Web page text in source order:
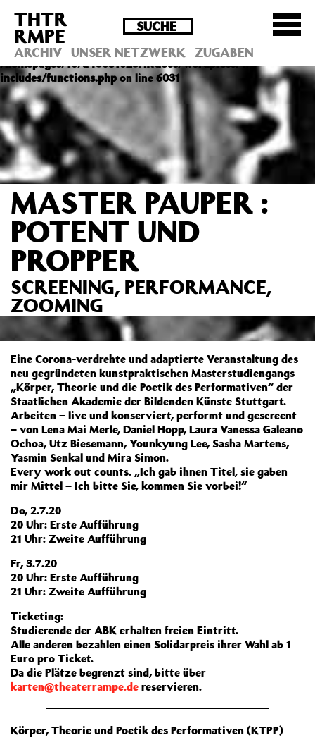
Deprecated : Die Funktion post_permalink ist seit
Version 4.4.0 veraltet! Verwende stattdessen
get_permalink(). in
/homepages/10/d43051023/htdocs/wordpress/wp-
includes/functions.phpon line 6031
THTR
RMPE
ARCHIV UNSER NETZWERK ZUGABEN
MASTER PAUPER :
POTENT UND
PROPPER
SCREENING, PERFORMANCE,
ZOOMING
Eine Corona-verdrehte und adaptierte Veranstaltung des
neu gegründeten kunstpraktischen Masterstudiengangs
„Körper, Theorie und die Poetik des Performativen“ der
Staatlichen Akademie der Bildenden Künste Stuttgart.
Arbeiten – live und konserviert, performt und gescreent
– von Lena Mai Merle, Daniel Hopp, Laura Vanessa Galeano
Ochoa, Utz Biesemann, Younkyung Lee, Sasha Martens,
Yasmin Senkal und Mira Simon.
Every work out counts. „Ich gab ihnen Titel, sie gaben
mir Mittel – Ich bitte Sie, kommen Sie vorbei!“
Do, 2.7.20
20 Uhr: Erste Aufführung
21 Uhr: Zweite Aufführung
Fr, 3.7.20
20 Uhr: Erste Aufführung
21 Uhr: Zweite Aufführung
Ticketing:
Studierende der ABK erhalten freien Eintritt.
Alle anderen bezahlen einen Solidarpreis ihrer Wahl ab 1
Euro pro Ticket.
Da die Plätze begrenzt sind, bitte über
karten@theaterrampe.de reservieren.
Körper, Theorie und Poetik des Performativen (KTPP)